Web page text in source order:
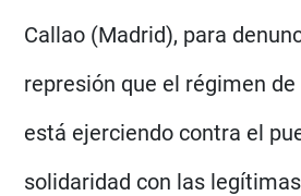
Callao (Madrid), para
represión que el régimen
está ejerciendo contra el
solidaridad con las